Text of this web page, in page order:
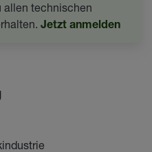
allen technischen
Jetzt anmelden